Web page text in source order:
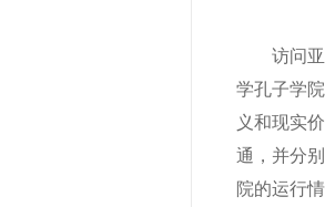
访问亚美
学孔子学
义和现实
通，并分
院的运行